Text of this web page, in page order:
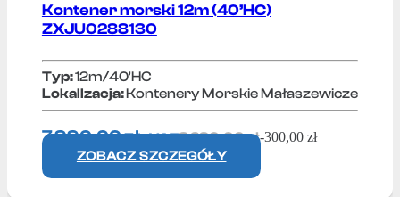
Kontener morski 12m (40’HC)
ZXJU0288130
Typ:12m/40'HC
Lokallzacja:Kontenery Morskie Małaszewicze
7 990,00zł+ VAT8 290,00zł-300,00 zł
ZOBACZ SZCZEGÓŁY